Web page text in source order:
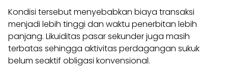
Kondisi tersebut menyebabkan biaya transaksi
menjadi lebih tinggi dan waktu penerbitan lebih
panjang. Likuiditas pasar sekunder juga masih
terbatas sehingga aktivitas perdagangan sukuk
belum seaktif obligasi konvensional.